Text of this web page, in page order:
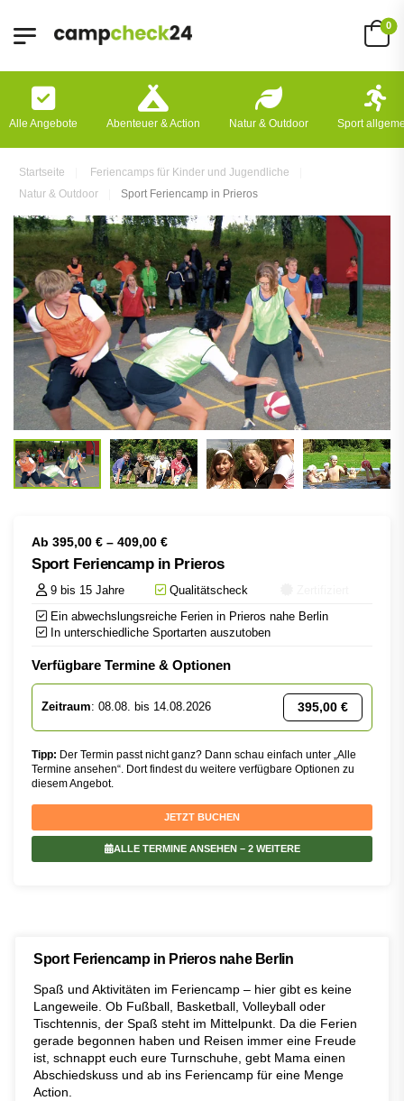
0
Alle Angebote Abenteuer & Action Natur & Outdoor Sport
Startseite
Feriencamps für Kinder und Jugendliche
Natur & Outdoor
Sport Feriencamp in Prieros
Ab 395,00 € – 409,00 €
Sport Feriencamp in Prieros
9 bis 15 Jahre Qualitätscheck
Ein abwechslungsreiche Ferien in Prieros nahe Berlin
In unterschiedliche Sportarten auszutoben
Verfügbare Termine & Optionen
Zeitraum: 08.08. bis 14.08.2026 395,00 €
Tipp: Der Termin passt nicht ganz? Dann schau einfach unter „Alle
Termine ansehen“. Dort findest du weitere verfügbare Optionen zu
diesem Angebot.
JETZT BUCHEN
ALLE TERMINE ANSEHEN – 2 WEITERE
Sport Feriencamp in Prieros nahe Berlin
Spaß und Aktivitäten im Feriencamp – hier gibt es keine
Langeweile. Ob Fußball, Basketball, Volleyball oder
Tischtennis, der Spaß steht im Mittelpunkt. Da die Ferien
gerade begonnen haben und Reisen immer eine Freude
ist, schnappt euch eure Turnschuhe, gebt Mama einen
Abschiedskuss und ab ins Feriencamp für eine Menge
Action.